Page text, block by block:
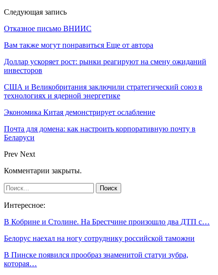
Следующая запись
Отказное письмо ВНИИС
Вам также могут понравиться Еще от автора
Доллар ускоряет рост: рынки реагируют на смену ожиданий
инвесторов
США и Великобритания заключили стратегический союз в
технологиях и ядерной энергетике
Экономика Китая демонстрирует ослабление
Почта для домена: как настроить корпоративную почту в
Беларуси
Prev Next
Комментарии закрыты.
Интересное:
В Кобрине и Столине. На Брестчине произошло два ДТП с…
Белорус наехал на ногу сотруднику российской таможни
В Пинске появился прообраз знаменитой статуи зубра,
которая…